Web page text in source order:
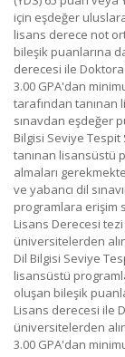
için eşdeğer
lisans derece not
bileşik puanlarına
derecesi ile Doktora
3.00 GPA'dan
tarafından tanınan
sınavdan eşdeğer
Bilgisi Seviye Tespit
tanınan lisansüstü
almaları
ve yabancı dil
programlara erişim
Lisans Derecesi
üniversitelerden
Dil Bilgisi Seviye
lisansüstü
oluşan bileşik
Lisans derecesi ile
üniversitelerden
3.00 GPA'dan